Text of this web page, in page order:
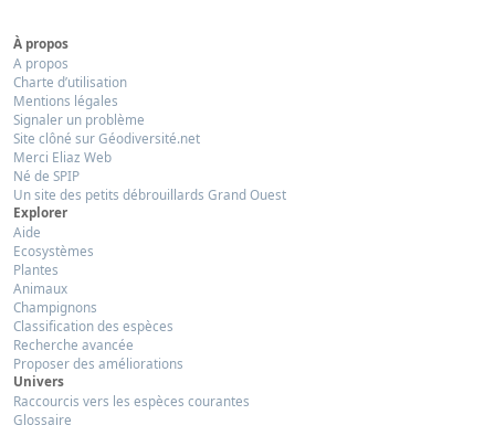
À propos
A propos
Charte d’utilisation
Mentions légales
Signaler un problème
Site clôné sur Géodiversité.net
Merci Eliaz Web
Né de SPIP
Un site des petits débrouillards Grand Ouest
Explorer
Aide
Ecosystèmes
Plantes
Animaux
Champignons
Classification des espèces
Recherche avancée
Proposer des améliorations
Univers
Raccourcis vers les espèces courantes
Glossaire